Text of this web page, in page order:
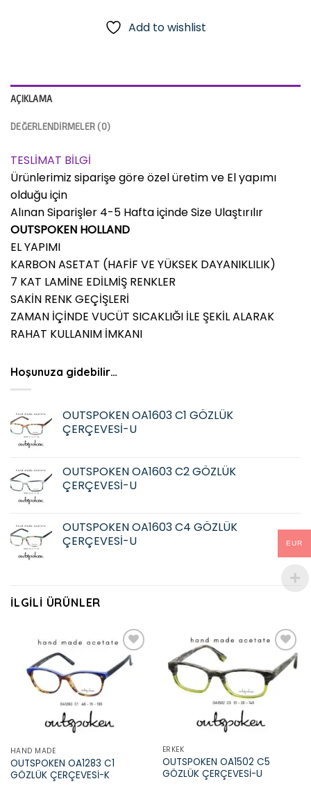
Add to wishlist
AÇIKLAMA
DEĞERLENDIRMELER (0)
TESLİMAT BİLGİ
Ürünlerimiz siparişe göre özel üretim ve El yapımı
olduğu için
Alınan Siparişler 4-5 Hafta içinde Size Ulaştırılır
OUTSPOKEN HOLLAND
EL YAPIMI
KARBON ASETAT (HAFİF VE YÜKSEK DAYANIKLILIK)
7 KAT LAMİNE EDİLMİŞ RENKLER
SAKİN RENK GEÇİŞLERİ
ZAMAN İÇİNDE VUCÜT SICAKLIĞI İLE ŞEKİL ALARAK
RAHAT KULLANIM İMKANI
Hoşunuza gidebilir…
OUTSPOKEN OA1603 C1 GÖZLÜK
ÇERÇEVESİ-U
OUTSPOKEN OA1603 C2 GÖZLÜK
ÇERÇEVESİ-U
OUTSPOKEN OA1603 C4 GÖZLÜK
ÇERÇEVESİ-U
İLGILI ÜRÜNLER
HAND MADE
OUTSPOKEN OA1283 C1
GÖZLÜK ÇERÇEVESİ-K
Add to
wishlist
ERKEK
OUTSPOKEN OA1502 C5
GÖZLÜK ÇERÇEVESİ-U
EUR